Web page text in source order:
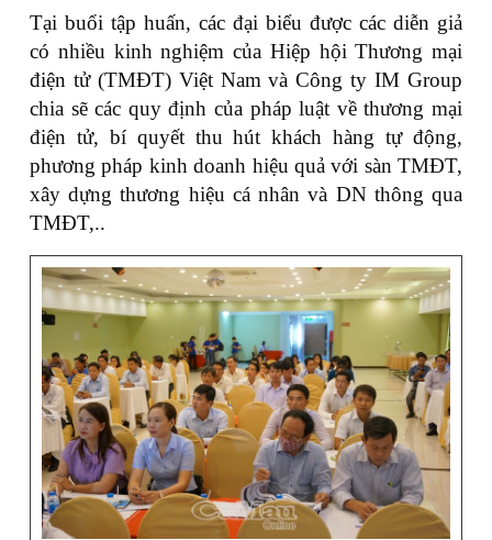
Tại buổi tập huấn, các đại biểu được các diễn giả
có nhiều kinh nghiệm của Hiệp hội Thương mại
điện tử (TMĐT) Việt Nam và Công ty IM Group
chia sẽ các quy định của pháp luật về thương mại
điện tử, bí quyết thu hút khách hàng tự động,
phương pháp kinh doanh hiệu quả với sàn TMĐT,
xây dựng thương hiệu cá nhân và DN thông qua
TMĐT,..